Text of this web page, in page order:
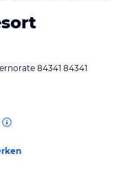
84341 84341